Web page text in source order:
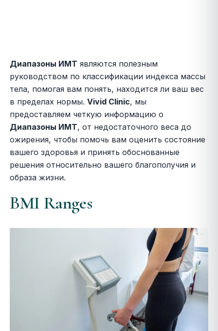
Диапазоны ИМТ являются полезным
руководством по классификации индекса массы
тела, помогая вам понять, находится ли ваш вес
в пределах нормы. Vivid Clinic, мы
предоставляем четкую информацию о
Диапазоны ИМТ, от недостаточного веса до
ожирения, чтобы помочь вам оценить состояние
вашего здоровья и принять обоснованные
решения относительно вашего благополучия и
образа жизни.
BMI Ranges